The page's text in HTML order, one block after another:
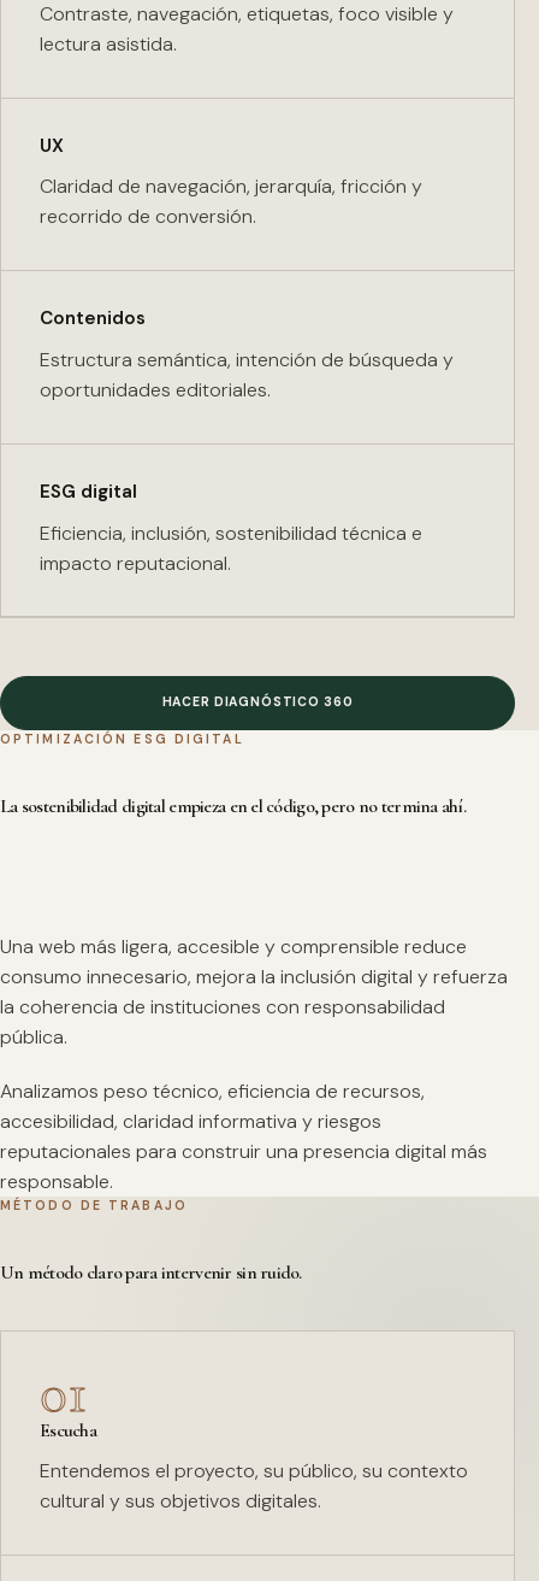
Contraste, navegación, etiquetas, foco visible y
lectura asistida.
UX
Claridad de navegación, jerarquía, fricción y
recorrido de conversión.
Contenidos
Estructura semántica, intención de búsqueda y
oportunidades editoriales.
ESG digital
Eficiencia, inclusión, sostenibilidad técnica e
impacto reputacional.
HACER DIAGNÓSTICO 360
OPTIMIZACIÓN ESG DIGITAL
La sostenibilidad digital empieza en el código, pero no termina ahí.
Una web más ligera, accesible y comprensible reduce
consumo innecesario, mejora la inclusión digital y refuerza
la coherencia de instituciones con responsabilidad
pública.
Analizamos peso técnico, eficiencia de recursos,
accesibilidad, claridad informativa y riesgos
reputacionales para construir una presencia digital más
responsable.
MÉTODO DE TRABAJO
Un método claro para intervenir sin ruido.
01
Escucha
Entendemos el proyecto, su público, su contexto
cultural y sus objetivos digitales.